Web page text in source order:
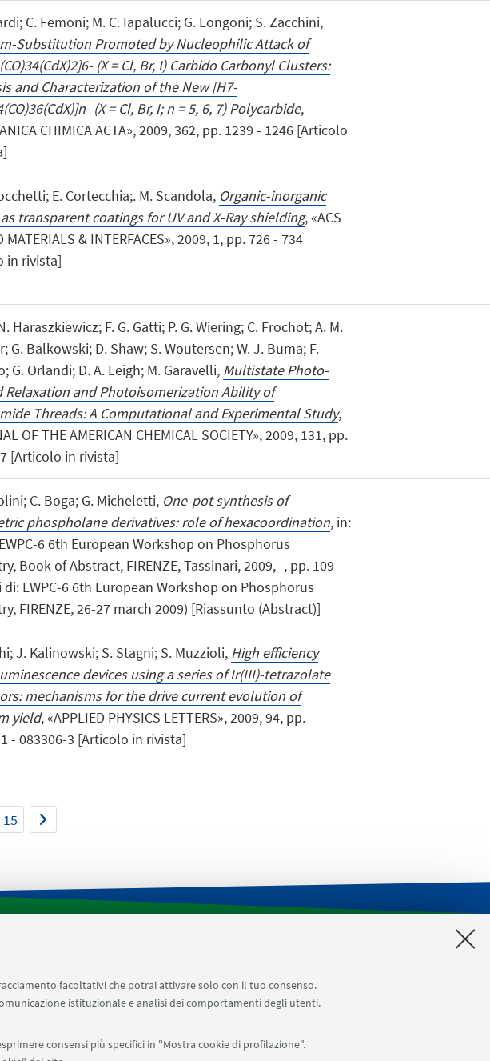
facoltativi che potrai attivare solo con il tuo consenso.
istituzionale e analisi dei comportamenti degli utenti.
consensi più specifici in "Mostra cookie di profilazione".
C. Femoni; M. C. Iapalucci; G. Longoni; S. Zacchini,
Substitution Promoted by Nucleophilic Attack of
(X = Cl, Br, I) Carbido Carbonyl Clusters:
and Characterization of the New [H7-
(X = Cl, Br, I; n = 5, 6, 7) Polycarbide,
CHIMICA ACTA», 2009, 362, pp. 1239 - 1246 [Articolo
E. Cortecchia;. M. Scandola, Organic-inorganic
transparent coatings for UV and X-Ray shielding, «ACS
MATERIALS & INTERFACES», 2009, 1, pp. 726 - 734
in rivista]
Haraszkiewicz; F. G. Gatti; P. G. Wiering; C. Frochot; A. M.
G. Balkowski; D. Shaw; S. Woutersen; W. J. Buma; F.
G. Orlandi; D. A. Leigh; M. Garavelli, Multistate Photo-
Relaxation and Photoisomerization Ability of
Threads: A Computational and Experimental Study,
OF THE AMERICAN CHEMICAL SOCIETY», 2009, 131, pp.
[Articolo in rivista]
C. Boga; G. Micheletti, One-pot synthesis of
phospholane derivatives: role of hexacoordination, in:
EWPC-6 6th European Workshop on Phosphorus
Book of Abstract, FIRENZE, Tassinari, 2009, -, pp. 109 -
di: EWPC-6 6th European Workshop on Phosphorus
FIRENZE, 26-27 march 2009) [Riassunto (Abstract)]
J. Kalinowski; S. Stagni; S. Muzzioli, High efficiency
devices using a series of Ir(III)-tetrazolate
mechanisms for the drive current evolution of
yield, «APPLIED PHYSICS LETTERS», 2009, 94, pp.
- 083306-3 [Articolo in rivista]
15
U.E. 5 NAVILE
Prenotazioni sale riunioni distretto Navile